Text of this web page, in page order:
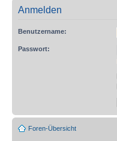
Anmelden
Benutzername:
Passwort:
Foren-Übersicht